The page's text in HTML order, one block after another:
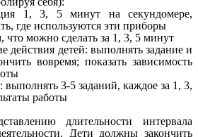
1, 3, 5 минут на секундомере,
где используются эти приборы
что можно сделать за 1, 3, 5 минут
действия детей: выполнять задание и
вовремя; показать зависимость
3-5 заданий, каждое за 1, 3,
работы
длительности интервала
Дети должны закончить